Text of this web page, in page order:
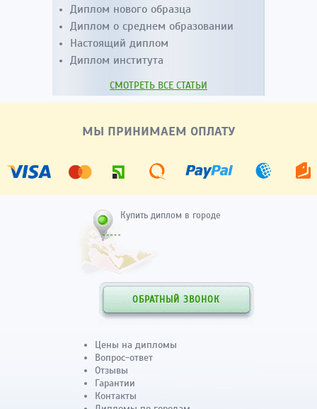
Диплом нового образца
Диплом о среднем образовании
Настоящий диплом
Диплом института
СМОТРЕТЬ ВСЕ СТАТЬИ
МЫ ПРИНИМАЕМ ОПЛАТУ
Купить диплом в городе
ОБРАТНЫЙ ЗВОНОК
Цены на дипломы
Вопрос-ответ
Отзывы
Гарантии
Контакты